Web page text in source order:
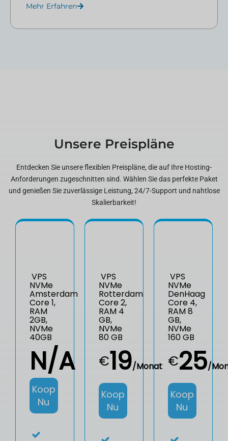
Mehr Erfahren
Unsere Preispläne
Entdecken Sie unsere flexiblen Preispläne, die auf Ihre Hosting-
Anforderungen zugeschnitten sind. Wählen Sie das perfekte Paket
und genießen Sie zuverlässige Leistung, 24/7-Support und nahtlose
Skalierbarkeit!
VPS
NVMe
Amsterdam
Core 1,
RAM
2GB,
NVMe
40GB
N/A
Koop
Nu
VPS
NVMe
Rotterdam
Core 2,
RAM 4
GB,
NVMe
80 GB
€19/Monat
Koop
Nu
VPS
NVMe
DenHaag
Core 4,
RAM 8
GB,
NVMe
160 GB
€25/
Koop
Nu